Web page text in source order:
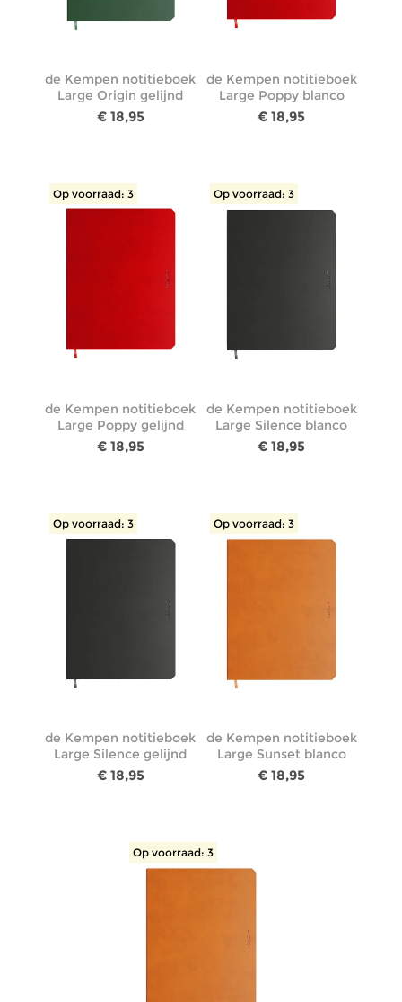
de Kempen notitieboek
Large Origin gelijnd
€ 18,95
de Kempen notitieboek
Large Poppy blanco
€ 18,95
Op voorraad: 3
de Kempen notitieboek
Large Poppy gelijnd
€ 18,95
Op voorraad: 3
de Kempen notitieboek
Large Silence blanco
€ 18,95
Op voorraad: 3
de Kempen notitieboek
Large Silence gelijnd
€ 18,95
Op voorraad: 3
de Kempen notitieboek
Large Sunset blanco
€ 18,95
Op voorraad: 3